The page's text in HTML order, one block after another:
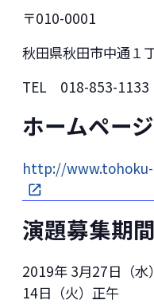
〒010-0001
秋田県秋田市中通１
TEL 018-853-1133
ホームページ
http://
演題募集期間
2019年 3月27日（
14日（火）正午